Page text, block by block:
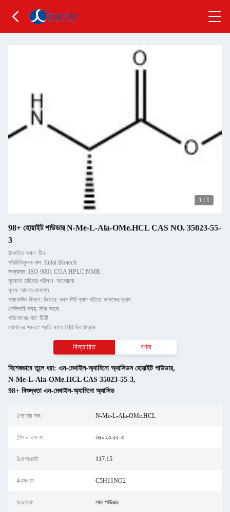
1 / 1
98+ হোয়াইট পাউডার N-Me-L-Ala-OMe.HCL CAS NO. 35023-55-
3
উৎপত্তি স্থল: চীন
পরিচিতিমুলক নাম: Enlai Biotech
সাক্ষ্যদান: ISO 9001 COA HPLC NMR
ন্যূনতম চাহিদার পরিমাণ: আলোচনা
মূল্য: আলোচনাযোগ্য
প্যাকেজিং বিবরণ: ভিতরে: ডবল পিই ব্যাগ বাইরে: কাগজের ড্রাম
ডেলিভারি সময়: স্টক আছে
পরিশোধের শর্ত: টি/টি
যোগানের ক্ষমতা: প্রতি মাসে 100 কিলোগ্রাম
বিস্তারিত বর্ণনা
বিশেষভাবে তুলে ধরা: এন-মেথাইল-অ্যামিনো অ্যাসিডস হোয়াইট পাউডার,
N-Me-L-Ala-OMe.HCL CAS 35023-55-3,
98+ বিশুদ্ধতা এন-মেথাইল-অ্যামিনো অ্যাসিড
1পণ্যের নাম: N-Me-L-Ala-OMe.HCL
2সি এ এস নং: ৩৫০২৩-৫৫-৩
3মেগাওয়াট: 117.15
4এমএফ: C5H11NO2
5চেহারা: সাদা পাউডার